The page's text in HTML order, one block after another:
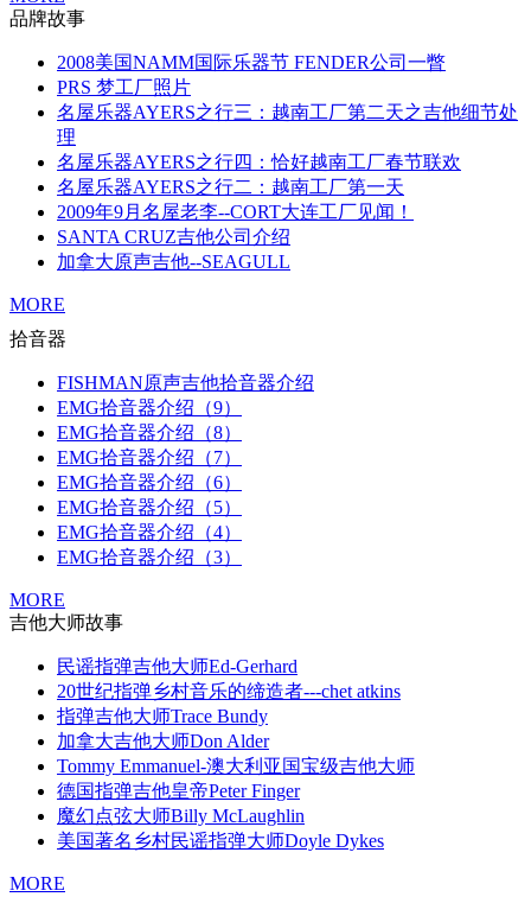
品牌故事
2008美国NAMM国际乐器节 FENDER公司一瞥
PRS 梦工厂照片
名屋乐器AYERS之行三：越南工厂第二天之吉他细节处
理
名屋乐器AYERS之行四：恰好越南工厂春节联欢
名屋乐器AYERS之行二：越南工厂第一天
2009年9月名屋老李--CORT大连工厂见闻！
SANTA CRUZ吉他公司介绍
加拿大原声吉他--SEAGULL
MORE
拾音器
FISHMAN原声吉他拾音器介绍
EMG拾音器介绍（9）
EMG拾音器介绍（8）
EMG拾音器介绍（7）
EMG拾音器介绍（6）
EMG拾音器介绍（5）
EMG拾音器介绍（4）
EMG拾音器介绍（3）
MORE
吉他大师故事
民谣指弹吉他大师Ed-Gerhard
20世纪指弹乡村音乐的缔造者---chet atkins
指弹吉他大师Trace Bundy
加拿大吉他大师Don Alder
Tommy Emmanuel-澳大利亚国宝级吉他大师
德国指弹吉他皇帝Peter Finger
魔幻点弦大师Billy McLaughlin
美国著名乡村民谣指弹大师Doyle Dykes
MORE